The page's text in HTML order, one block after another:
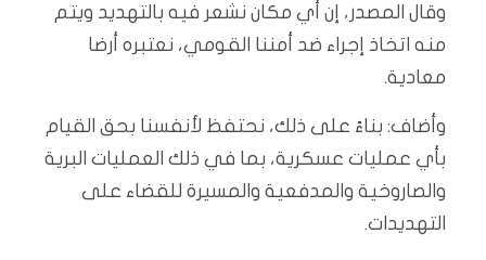
وقال المصدر، إن أي مكان نشعر فيه بالتهديد ويتم
منه اتخاذ إجراء ضد أمننا القومي، نعتبره أرضا
معادية.
وأضاف: بناءً على ذلك، نحتفظ لأنفسنا بحق القيام
بأي عمليات عسكرية، بما في ذلك العمليات البرية
والصاروخية والمدفعية والمسيرة للقضاء على
التهديدات.